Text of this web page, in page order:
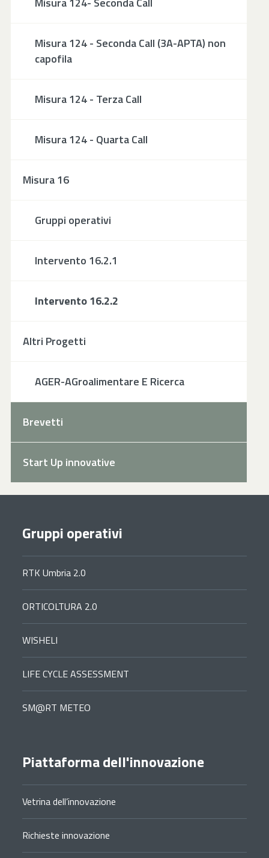
Misura 124 - Seconda Call (3A-APTA) non
capofila
Misura 124 - Terza Call
Misura 124 - Quarta Call
Misura 16
Gruppi operativi
Intervento 16.2.1
Intervento 16.2.2
Altri Progetti
AGER-AGroalimentare E Ricerca
Brevetti
Start Up innovative
Gruppi operativi
RTK Umbria 2.0
ORTICOLTURA 2.0
WISHELI
LIFE CYCLE ASSESSMENT
SM@RT METEO
Piattaforma dell'innovazione
Vetrina dell’innovazione
Richieste innovazione